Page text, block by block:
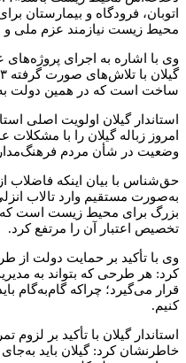
اتوبان، فرودگاه و بیمارستان
محیط زیست نیازمند عزم ملی
وی با اشاره به اجرای
ساخت است که در همین دولت
استاندار گیلان اولویت اصلی
امروز زباله گیلان را با
وضعیت در شأن مردم
حق‌شناس با بیان اینکه فاضلاب
به‌صورت مستقیم وارد تالاب
بزرگ برای محیط زیست است که
تخصیص اعتبار آن را مرتفع کرد.
وی با تأکید بر حمایت دولت از
کرد: هر طرحی که بتواند به
قرار می‌گیرد؛ چراکه گام‌به‌گام
کنیم.
استاندار گیلان با تأکید بر
خاطرنشان کرد: گیلان باید